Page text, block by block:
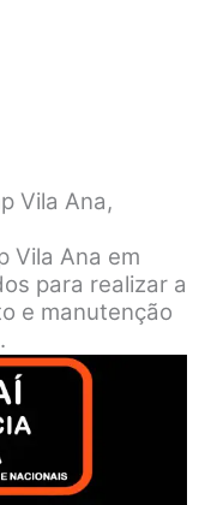
Vila Ana,
Vila Ana em
para realizar a
e manutenção